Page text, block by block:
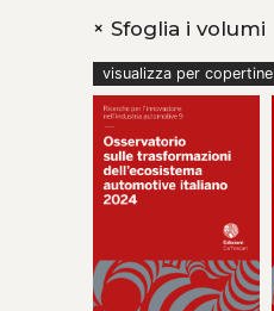
+Sfoglia i volumi
visualizza per copertine